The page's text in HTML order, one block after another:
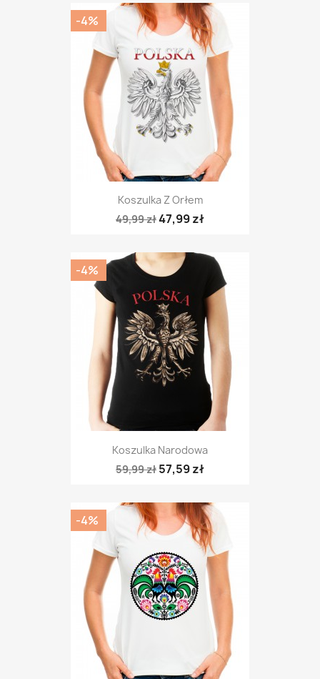
Koszulka Z Orłem
49,99 zł47,99 zł
-4%
Koszulka Narodowa
59,99 zł 57,59 zł
-4%
-4%